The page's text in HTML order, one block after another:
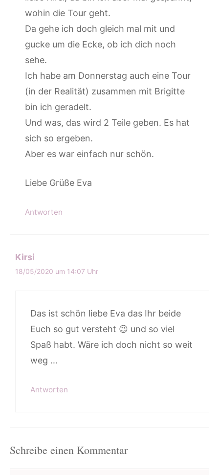
wohin die Tour geht.
Da gehe ich doch gleich mal mit und
gucke um die Ecke, ob ich dich noch
sehe.
Ich habe am Donnerstag auch eine Tour
(in der Realität) zusammen mit Brigitte
bin ich geradelt.
Und was, das wird 2 Teile geben. Es hat
sich so ergeben.
Aber es war einfach nur schön.
Liebe Grüße Eva
Antworten
Kirsi
18/05/2020 um 14:07 Uhr
Das ist schön liebe Eva das Ihr beide
Euch so gut versteht 😉 und so viel
Spaß habt. Wäre ich doch nicht so weit
weg …
Antworten
Schreibe einen Kommentar